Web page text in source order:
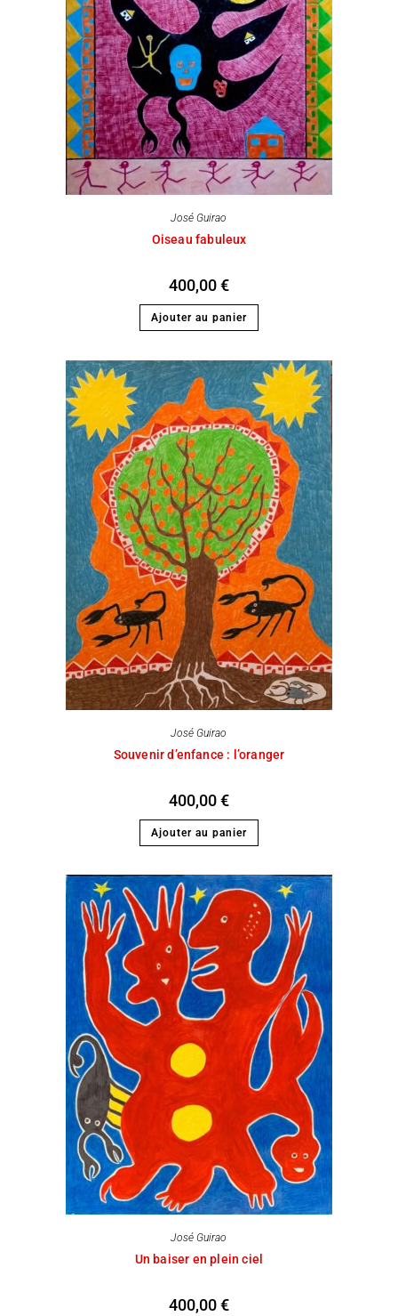
José Guirao
Oiseau fabuleux
400,00€
Ajouter au panier
José Guirao
Souvenir d’enfance : l’oranger
400,00€
Ajouter au panier
José Guirao
Un baiser en plein ciel
400,00€